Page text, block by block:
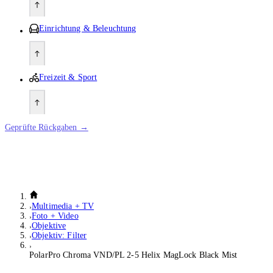
Einrichtung & Beleuchtung
Freizeit & Sport
Geprüfte Rückgaben →
Multimedia + TV
Foto + Video
Objektive
Objektiv: Filter
PolarPro Chroma VND/PL 2-5 Helix MagLock Black Mist